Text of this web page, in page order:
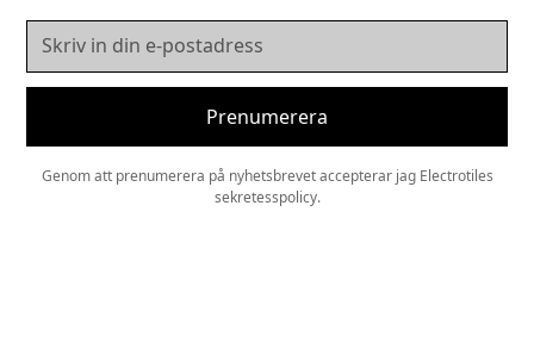
Genom att prenumerera på nyhetsbrevet accepterar jag Electrotiles
sekretesspolicy.